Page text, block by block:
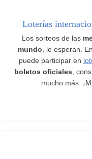
Loterías
Los sorteos de las
mundo , le esperan.
puede participar en
boletos oficiales ,
mucho más.